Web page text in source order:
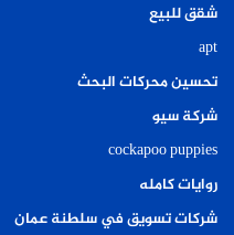
شقق للبيع
apt
تحسين محركات البحث
شركة سيو
cockapoo puppies
روايات كامله
شركات تسويق في سلطنة عمان